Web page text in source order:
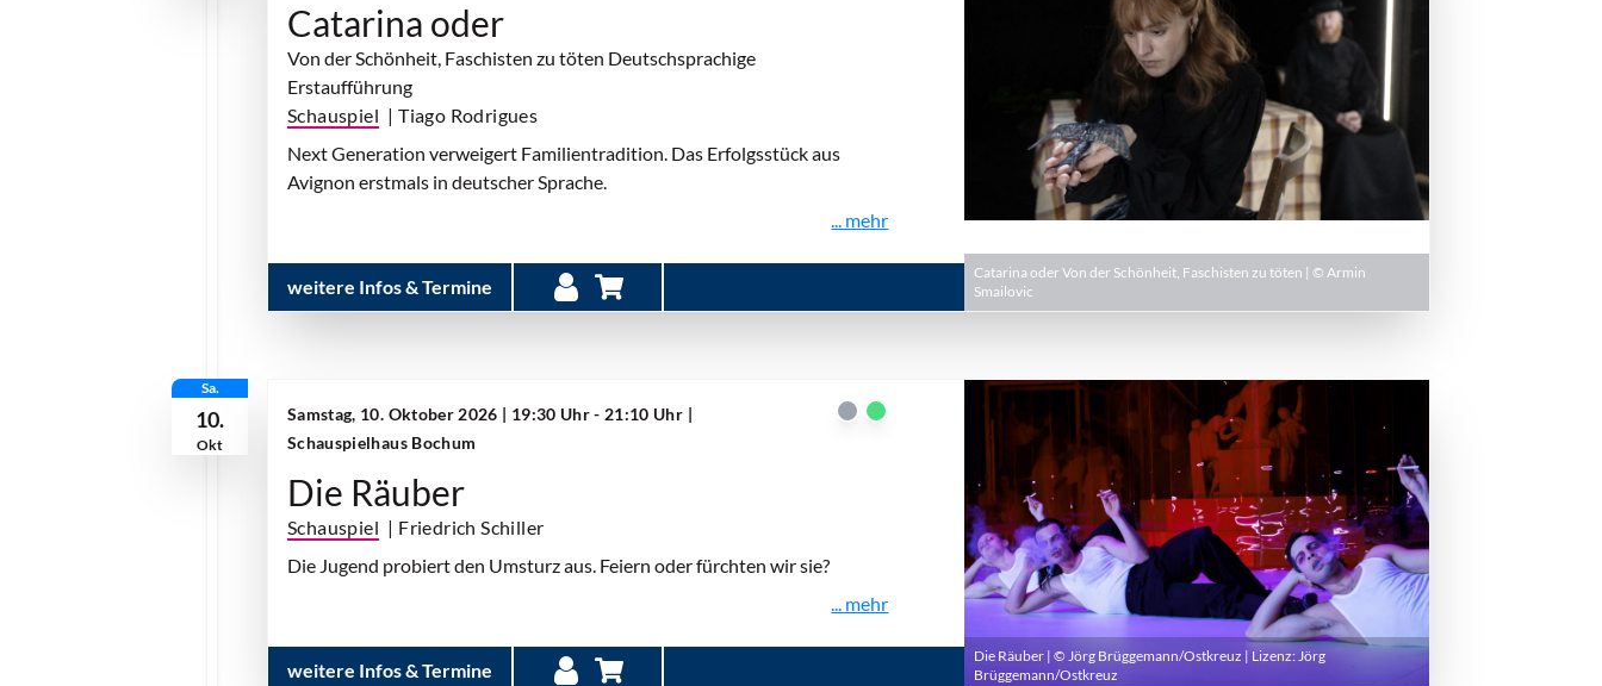
Catarina oder
Von der Schönheit, Faschisten zu töten Deutschsprachige
Erstaufführung
Schauspiel | Tiago Rodrigues
Next Generation verweigert Familientradition. Das Erfolgsstück aus
Avignon erstmals in deutscher Sprache.
... mehr
weitere Infos & Termine
Catarina oder Von der Schönheit, Faschisten zu töten | © Armin
Smailovic
Sa.
10.
Okt
Samstag, 10. Oktober 2026 | 19:30 Uhr - 21:10 Uhr |
Schauspielhaus Bochum
Die Räuber
Schauspiel | Friedrich Schiller
Die Jugend probiert den Umsturz aus. Feiern oder fürchten wir sie?
... mehr
weitere Infos & Termine
Die Räuber | © Jörg Brüggemann/Ostkreuz | Lizenz:Jörg
Brüggemann/Ostkreuz